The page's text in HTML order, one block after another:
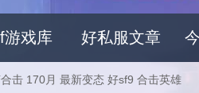
游戏库 好私服文章
击 170月 最新变态 好sf9 合击英雄